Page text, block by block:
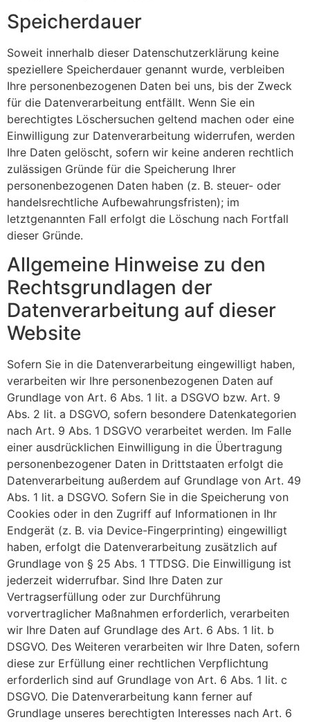
Speicherdauer
Soweit innerhalb dieser Datenschutzerklärung keine
speziellere Speicherdauer genannt wurde, verbleiben
Ihre personenbezogenen Daten bei uns, bis der Zweck
für die Datenverarbeitung entfällt. Wenn Sie ein
berechtigtes Löschersuchen geltend machen oder eine
Einwilligung zur Datenverarbeitung widerrufen, werden
Ihre Daten gelöscht, sofern wir keine anderen rechtlich
zulässigen Gründe für die Speicherung Ihrer
personenbezogenen Daten haben (z. B. steuer- oder
handelsrechtliche Aufbewahrungsfristen); im
letztgenannten Fall erfolgt die Löschung nach Fortfall
dieser Gründe.
Allgemeine Hinweise zu den
Rechtsgrundlagen der
Datenverarbeitung auf dieser
Website
Sofern Sie in die Datenverarbeitung eingewilligt haben,
verarbeiten wir Ihre personenbezogenen Daten auf
Grundlage von Art. 6 Abs. 1 lit. a DSGVO bzw. Art. 9
Abs. 2 lit. a DSGVO, sofern besondere Datenkategorien
nach Art. 9 Abs. 1 DSGVO verarbeitet werden. Im Falle
einer ausdrücklichen Einwilligung in die Übertragung
personenbezogener Daten in Drittstaaten erfolgt die
Datenverarbeitung außerdem auf Grundlage von Art. 49
Abs. 1 lit. a DSGVO. Sofern Sie in die Speicherung von
Cookies oder in den Zugriff auf Informationen in Ihr
Endgerät (z. B. via Device-Fingerprinting) eingewilligt
haben, erfolgt die Datenverarbeitung zusätzlich auf
Grundlage von § 25 Abs. 1 TTDSG. Die Einwilligung ist
jederzeit widerrufbar. Sind Ihre Daten zur
Vertragserfüllung oder zur Durchführung
vorvertraglicher Maßnahmen erforderlich, verarbeiten
wir Ihre Daten auf Grundlage des Art. 6 Abs. 1 lit. b
DSGVO. Des Weiteren verarbeiten wir Ihre Daten, sofern
diese zur Erfüllung einer rechtlichen Verpflichtung
erforderlich sind auf Grundlage von Art. 6 Abs. 1 lit. c
DSGVO. Die Datenverarbeitung kann ferner auf
Grundlage unseres berechtigten Interesses nach Art. 6